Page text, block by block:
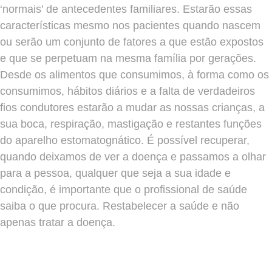
‘normais’ de antecedentes familiares. Estarão essas
características mesmo nos pacientes quando nascem
ou serão um conjunto de fatores a que estão expostos
e que se perpetuam na mesma família por gerações.
Desde os alimentos que consumimos, à forma como os
consumimos, hábitos diários e a falta de verdadeiros
fios condutores estarão a mudar as nossas crianças, a
sua boca, respiração, mastigação e restantes funções
do aparelho estomatognático. É possível recuperar,
quando deixamos de ver a doença e passamos a olhar
para a pessoa, qualquer que seja a sua idade e
condição, é importante que o profissional de saúde
saiba o que procura. Restabelecer a saúde e não
apenas tratar a doença.